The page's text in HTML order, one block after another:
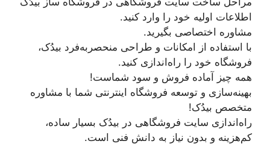
اطلاعات اولیه خود را وارد کنید.
مشاوره اختصاصی بگیرید.
با استفاده از امکانات و طراحی منحصربه‌فرد بیدُک،
فروشگاه خود را راه‌اندازی کنید.
همه چیز آماده فروش و سود شماست!
بهینه‌سازی و توسعه فروشگاه اینترنتی شما با مشاوره
متخصص بیدُک!
راه‌اندازی سایت فروشگاهی در بیدُک بسیار ساده،
کم‌هزینه و بدون نیاز به دانش فنی است.